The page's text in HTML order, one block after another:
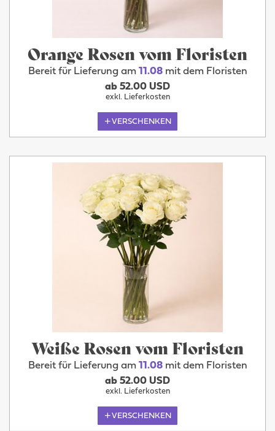
Orange Rosen vom Floristen
Bereit für Lieferung am 11.08mit dem Floristen
ab 52.00 USD
exkl. Lieferkosten
VERSCHENKEN
Weiße Rosen vom Floristen
Bereit für Lieferung am 11.08mit dem Floristen
ab 52.00 USD
exkl. Lieferkosten
VERSCHENKEN